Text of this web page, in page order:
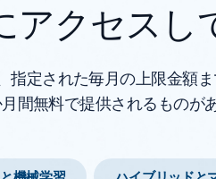
アクセスし
指定された毎月の上限金額
間無料で提供されるものが